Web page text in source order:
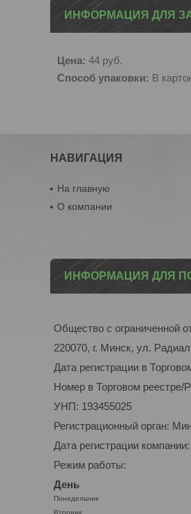
ИНФОРМАЦИЯ ДЛЯ
Цена: 44 руб.
Способ упаковки: В
НАВИГАЦИЯ
На главную
О компании
ИНФОРМАЦИЯ ДЛЯ
Общество с ограниченной
220070, г. Минск, ул.
Дата регистрации в
Номер в Торговом реестре/
УНП: 193455025
Регистрационный орган:
Дата регистрации
Режим работы:
День
Понедельник
Вторник